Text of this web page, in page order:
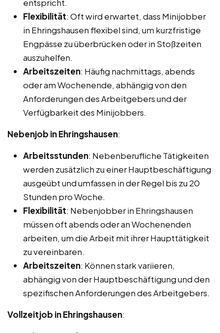
entspricht.
Flexibilität: Oft wird erwartet, dass Minijobber
in Ehringshausen flexibel sind, um kurzfristige
Engpässe zu überbrücken oder in Stoßzeiten
auszuhelfen.
Arbeitszeiten: Häufig nachmittags, abends
oder am Wochenende, abhängig von den
Anforderungen des Arbeitgebers und der
Verfügbarkeit des Minijobbers.
Nebenjob in Ehringshausen:
Arbeitsstunden: Nebenberufliche Tätigkeiten
werden zusätzlich zu einer Hauptbeschäftigung
ausgeübt und umfassen in der Regel bis zu 20
Stunden pro Woche.
Flexibilität: Nebenjobber in Ehringshausen
müssen oft abends oder an Wochenenden
arbeiten, um die Arbeit mit ihrer Haupttätigkeit
zu vereinbaren.
Arbeitszeiten: Können stark variieren,
abhängig von der Hauptbeschäftigung und den
spezifischen Anforderungen des Arbeitgebers.
Vollzeitjob in Ehringshausen: